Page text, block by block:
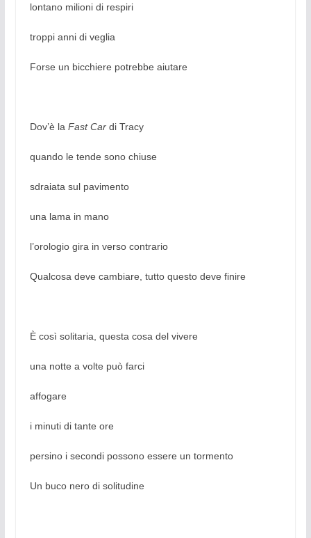
lontano milioni di respiri
troppi anni di veglia
Forse un bicchiere potrebbe aiutare
Dov’è la Fast Cardi Tracy
quando le tende sono chiuse
sdraiata sul pavimento
una lama in mano
l’orologio gira in verso contrario
Qualcosa deve cambiare, tutto questo deve finire
È così solitaria, questa cosa del vivere
una notte a volte può farci
affogare
i minuti di tante ore
persino i secondi possono essere un tormento
Un buco nero di solitudine